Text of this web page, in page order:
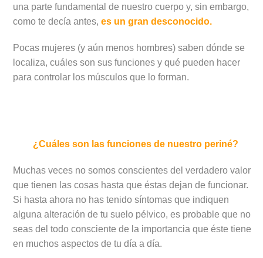
una parte fundamental de nuestro cuerpo y, sin embargo,
como te decía antes,es un gran desconocido.
Pocas mujeres (y aún menos hombres) saben dónde se
localiza, cuáles son sus funciones y qué pueden hacer
para controlar los músculos que lo forman.
¿Cuáles son las funciones de nuestro periné?
Muchas veces no somos conscientes del verdadero valor
que tienen las cosas hasta que éstas dejan de funcionar.
Si hasta ahora no has tenido síntomas que indiquen
alguna alteración de tu suelo pélvico, es probable que no
seas del todo consciente de la importancia que éste tiene
en muchos aspectos de tu día a día.